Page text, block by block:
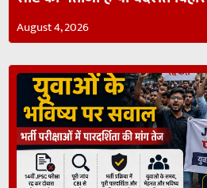
August 4, 2026